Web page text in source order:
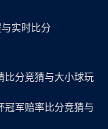
实时比分
分竞猜与大小球玩
军赔率比分竞猜与